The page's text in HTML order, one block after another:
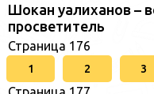
Шокан уалиханов –
просветитель
Страница 176
1 2 3